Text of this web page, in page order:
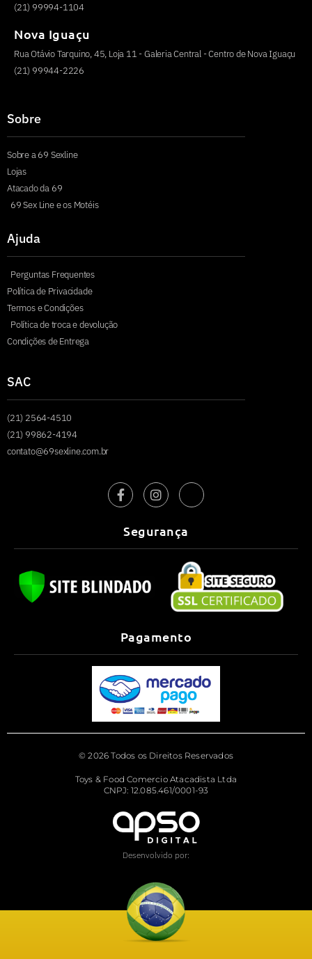
(21) 99994-1104
Nova Iguaçu
Rua Otávio Tarquino, 45, Loja 11 - Galeria Central - Centro de Nova Iguaçu
(21) 99944-2226
Sobre
Sobre a 69 Sexline
Lojas
Atacado da 69
69 Sex Line e os Motéis
Ajuda
Perguntas Frequentes
Política de Privacidade
Termos e Condições
Política de troca e devolução
Condições de Entrega
SAC
(21) 2564-4510
(21) 99862-4194
contato@69sexline.com.br
Segurança
Pagamento
© 2026 Todos os Direitos Reservados
Toys & Food Comercio Atacadista Ltda
CNPJ: 12.085.461/0001-93
Desenvolvido por: